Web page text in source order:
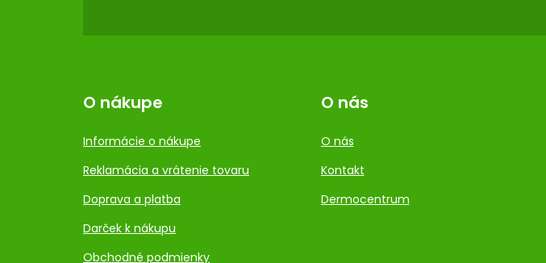
O nákupe
Informácie o nákupe
Reklamácia a vrátenie tovaru
Doprava a platba
Darček k nákupu
Obchodné podmienky
O nás
O nás
Kontakt
Dermocentrum